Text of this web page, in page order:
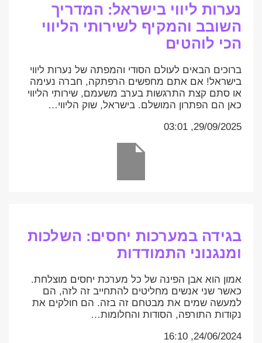
נערות ליווי בישראל: המדריך
השובב והמקיף לשירותי הליווי
הכי לוהטים
ברוכים הבאים לעולם הסודי והמפתה של נערות ליווי
בישראל! אם אתם מחפשים הרפתקה, חברה נעימה
או סתם קצת התרגשות בערב משעמם, שירותי הליווי
כאן הם הפתרון המושלם. בישראל, שוק הליווי…
29/09/2025, 03:01
בגידה במערכות יחסים: השלכות
ומנגנוני התמודדות
אמון הוא אבן הפינה של כל מערכת יחסים מוצלחת.
כאשר שני אנשים מחליטים להתחייב זה לזה, הם
למעשה שמים את מבטחם זה בזה. הם חולקים את
נקודות התורפה, הסודות והחלומות…
24/06/2024, 16:10